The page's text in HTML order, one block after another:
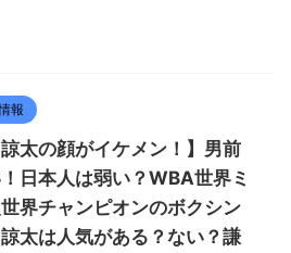
報
諒太の顔がイケメン！】男前
日本人は弱い？WBA世界ミ
世界チャンピオンのボクシン
太は人気がある？ない？謙